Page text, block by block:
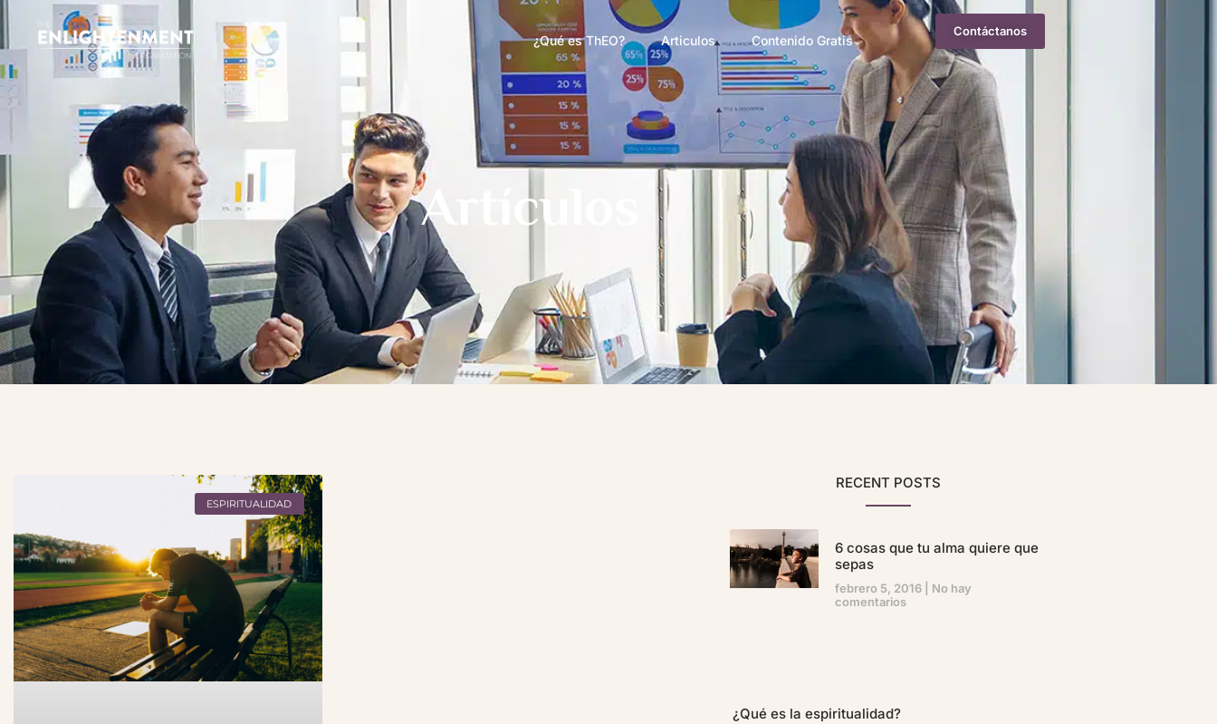
¿Qué es ThEO? Articulos Contenido Gratis
Contáctanos
Artículos
ESPIRITUALIDAD
RECENT POSTS
6 cosas que tu alma quiere que
sepas
febrero 5, 2016
No hay
comentarios
¿Qué es la espiritualidad?